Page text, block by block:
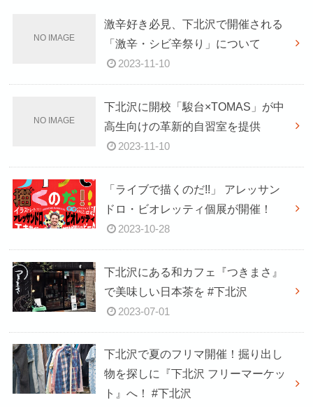
激辛好き必見、下北沢で開催される
「激辛・シビ辛祭り」について
2023-11-10
下北沢に開校「駿台×TOMAS」が中
高生向けの革新的自習室を提供
2023-11-10
「ライブで描くのだ!!」 アレッサン
ドロ・ビオレッティ個展が開催！
2023-10-28
下北沢にある和カフェ『つきまさ』
で美味しい日本茶を #下北沢
2023-07-01
下北沢で夏のフリマ開催！掘り出し
物を探しに『下北沢 フリーマーケッ
ト』へ！ #下北沢